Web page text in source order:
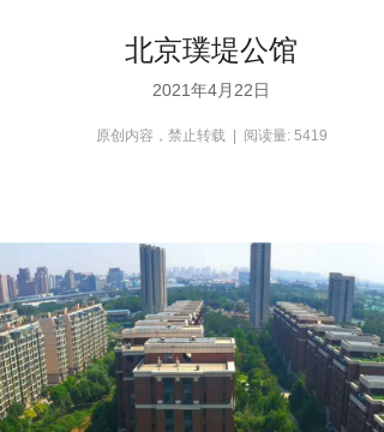
北京璞堤公馆
2021年4月22日
原创内容，禁止转载 | 阅读量: 5419